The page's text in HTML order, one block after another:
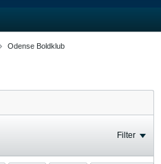
Odense Boldklub
Filter